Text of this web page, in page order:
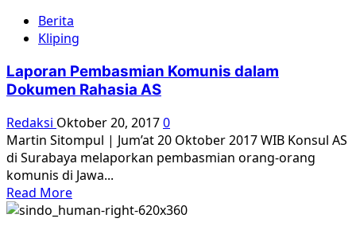
Madiun
Affair:
Kok
Minta
Sama
Pemerintah
Pusat?
Berita
Kliping
Laporan Pembasmian Komunis dalam
Dokumen Rahasia AS
Redaksi Oktober 20, 20170
Martin Sitompul | Jum’at 20 Oktober 2017 WIB Konsul AS
di Surabaya melaporkan pembasmian orang-orang
komunis di Jawa...
Read MoreRead
more